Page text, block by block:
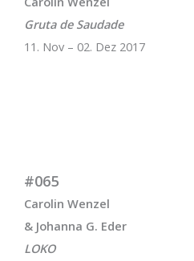
Gruta de Saudade
11. Nov – 02. Dez 2017
#065
Carolin Wenzel
& Johanna G. Eder
LOKO